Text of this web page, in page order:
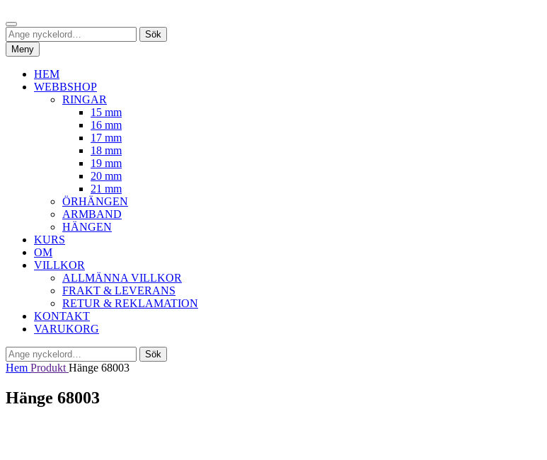
Hoppa
till
innehåll
Sök
Sök
efter:
Sök
Meny
HEM
WEBBSHOP
RINGAR
15 mm
16 mm
17 mm
18 mm
19 mm
20 mm
21 mm
ÖRHÄNGEN
ARMBAND
HÄNGEN
KURS
OM
VILLKOR
ALLMÄNNA VILLKOR
FRAKT & LEVERANS
RETUR & REKLAMATION
KONTAKT
VARUKORG
Sök
efter:
Sök
Hem Produkt Hänge 68003
Hänge 68003